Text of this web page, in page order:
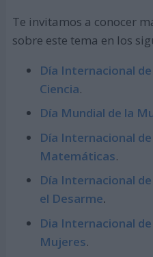
Te invitamos a conocer
sobre este tema en los
Día Internacional
Ciencia.
Día Mundial de la
Día Internacional
Matemáticas.
Día Internacional
el Desarme.
Dia Internacional
Mujeres.